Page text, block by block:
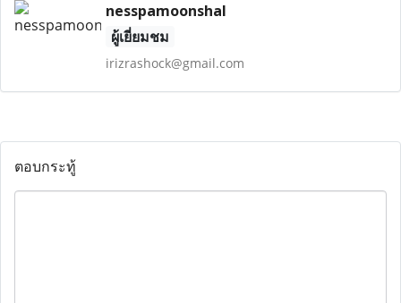
nesspamoonshal
ผู้เยี่ยมชม
irizrashock@gmail.com
ตอบกระทู้